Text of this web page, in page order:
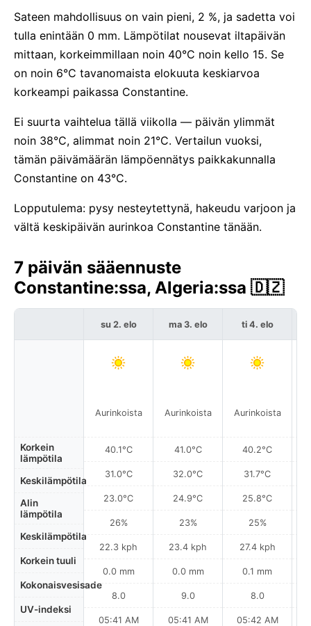
Sateen mahdollisuus on vain pieni, 2 %, ja sadetta voi
tulla enintään 0 mm. Lämpötilat nousevat iltapäivän
mittaan, korkeimmillaan noin 40°C noin kello 15. Se
on noin 6°C tavanomaista elokuuta keskiarvoa
korkeampi paikassa Constantine.
Ei suurta vaihtelua tällä viikolla — päivän ylimmät
noin 38°C, alimmat noin 21°C. Vertailun vuoksi,
tämän päivämäärän lämpöennätys paikkakunnalla
Constantine on 43°C.
Lopputulema: pysy nesteytettynä, hakeudu varjoon ja
vältä keskipäivän aurinkoa Constantine tänään.
7 päivän sääennuste
Constantine:ssa, Algeria:ssa 🇩🇿
Korkein
lämpötila
Keskilämpötila
Alin
lämpötila
Keskilämpötila
Korkein tuuli
Kokonaisvesisade
UV-indeksi
su 2. elo
Aurinkoista
40.1°C
31.0°C
23.0°C
26%
22.3 kph
0.0 mm
8.0
05:41 AM
ma 3. elo
Aurinkoista
41.0°C
32.0°C
24.9°C
23%
23.4 kph
0.0 mm
9.0
05:41 AM
ti 4. elo
Aurinkoista
40.2°C
31.7°C
25.8°C
25%
27.4 kph
0.1 mm
8.0
05:42 AM